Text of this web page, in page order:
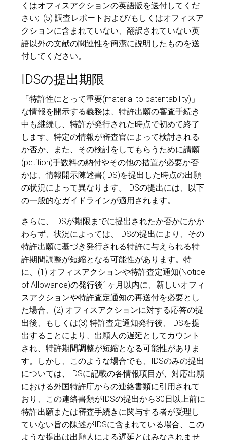
くはオフィスアクションの英語版を送付してくだ
さい; (5) 調査レポートおよび/もしくはオフィスア
クションに含まれていない、翻訳されていない英
語以外の文献の関連性を簡潔に説明したものを送
付してください。
IDSの提出期限
「特許性にとって重要(material to patentability)」
な情報を開示する義務は、特許出願の審査手続き
中も継続し、特許が発行された時点で初めて終了
します。特定の情報が審査官によって検討される
か否か、また、その検討をしてもらうために請願
(petition)手数料の納付やその他の措置が必要か否
かは、情報開示陳述書(IDS)を提出した時点の出願
の状況によって異なります。IDSの提出には、以下
の一般的なガイドラインが適用されます。
さらに、IDSが期限までに提出されたか否かにかか
わらず、状況によっては、IDSの提出により、その
特許出願に基づき発行される特許に与えられる特
許期間調整が短縮となる可能性があります。特
に、(1) オフィスアクションや特許査定通知(Notice
of Allowance)の発行後1ヶ月以内に、新しいオフィ
スアクションや特許査定通知の再送付を必要とし
た場合、(2) オフィスアクションに対する応答の提
出後、もしくは(3) 特許査定通知発行後、IDSを提
出することにより、出願人の遅延としてカウント
され、特許期間調整が短縮となる可能性がありま
す。しかし、このような場合でも、IDSのみの提出
については、IDSに記載の各情報項目が、対応出願
における外国特許庁からの連絡書類に引用されて
おり、この連絡書類がIDSの提出から30日以上前に
特許出願または審査手続きに関与する者が受理し
ていない旨の陳述がIDSに含まれている場合、この
ような提出は出願人による遅延とはみなされませ